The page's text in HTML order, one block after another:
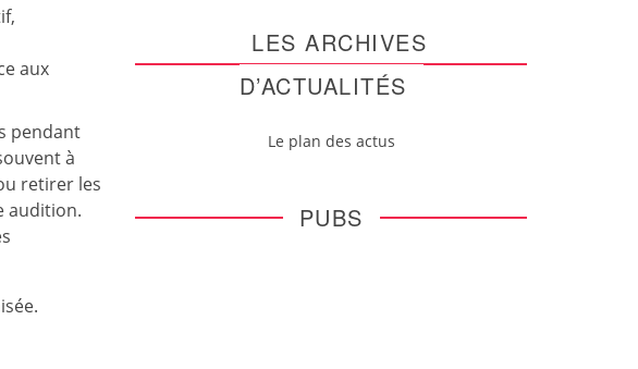
aux
pendant
à
retirer les
audition.
LES ARCHIVES
D’ACTUALITÉS
Le plan des actus
PUBS